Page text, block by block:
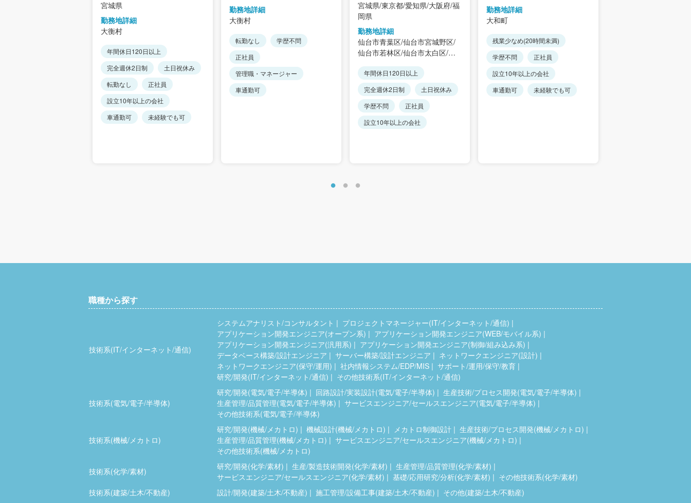
宮城県
勤務地詳細
大衡村
年間休日120日以上
完全週休2日制
土日祝休み
転勤なし
正社員
設立10年以上の会社
車通勤可
未経験でも可
勤務地詳細
大衡村
転勤なし
学歴不問
正社員
管理職・マネージャー
車通勤可
宮城県/東京都/愛知県/大阪府/福
岡県
勤務地詳細
仙台市青葉区/仙台市宮城野区/
仙台市若林区/仙台市太白区/仙
市/白石市/名取市/角田市/多賀城
市/岩沼市/登米市/栗原市/東松島
市/大崎市/蔵王町/七ヶ宿町/大河
原町/村田町/柴田町/川崎町/丸森
町/亘理町/山元町/松島町/七ヶ浜
町/利府町/大和町/大郷町/富谷市/
年間休日120日以上
完全週休2日制
土日祝休み
学歴不問
正社員
設立10年以上の会社
勤務地詳細
大和町
残業少なめ(20時間未満)
学歴不問
正社員
設立10年以上の会社
車通勤可
未経験でも可
職種から探す
技術系(IT/インターネット/通信)
システムアナリスト/コンサルタント
プロジェクトマネージャー(IT/インターネット/通信)
アプリケーション開発エンジニア(オープン系)
アプリケーション開発エンジニア(WEB/モバイル系)
アプリケーション開発エンジニア(汎用系)
アプリケーション開発エンジニア(制御/組み込み系)
データベース構築/設計エンジニア
サーバー構築/設計エンジニア
ネットワークエンジニア(設計)
ネットワークエンジニア(保守/運用)
社内情報システム/EDP/MIS
サポート/運用/保守/教育
研究/開発(IT/インターネット/通信)
その他技術系(IT/インターネット/通信)
技術系(電気/電子/半導体)
研究/開発(電気/電子/半導体) 回路設計/実装設計(電気/電子/半導体)
生産技術/プロセス開発(電気/電子/半導体)
生産管理/品質管理(電気/電子/半導体)
サービスエンジニア/セールスエンジニア(電気/電子/半導体)
その他技術系(電気/電子/半導体)
技術系(機械/メカトロ)
研究/開発(機械/メカトロ) 機械設計(機械/メカトロ) メカトロ制御設計
生産技術/プロセス開発(機械/メカトロ)
生産管理/品質管理(機械/メカトロ)
サービスエンジニア/セールスエンジニア(機械/メカトロ)
その他技術系(機械/メカトロ)
技術系(化学/素材)
研究/開発(化学/素材) 生産/製造技術開発(化学/素材)
生産管理/品質管理(化学/素材)
サービスエンジニア/セールスエンジニア(化学/素材)
基礎/応用研究/分析(化学/素材)
その他技術系(化学/素材)
技術系(建築/土木/不動産)
設計/開発(建築/土木/不動産) 施工管理/設備工事(建築/土木/不動産)
その他(建築/土木/不動産)